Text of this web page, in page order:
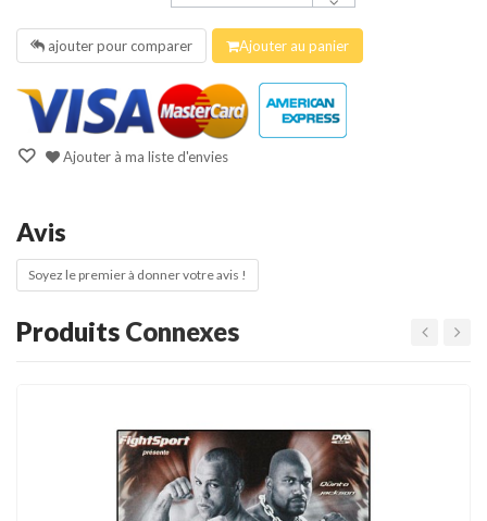
ajouter pour comparer Ajouter au panier
Ajouter à ma liste d'envies
Avis
Soyez le premier à donner votre avis !
Produits Connexes